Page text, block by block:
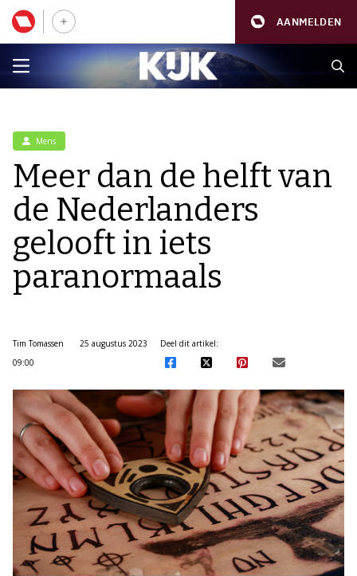
AANMELDEN
Mens
Meer dan de helft van
de Nederlanders
gelooft in iets
paranormaals
Tim Tomassen
25 augustus 2023
09:00
Deel dit artikel: